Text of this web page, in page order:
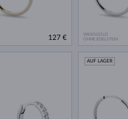
127 €
WEISSGOLD
OHNE EDELSTEIN
AUF LAGER